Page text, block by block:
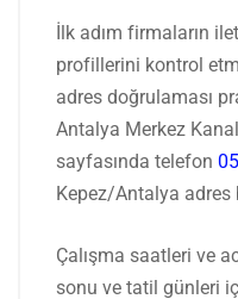
İlk adım firmaların
profillerini kontrol
adres doğrulaması
Antalya Merkez
sayfasında telefon
Kepez/Antalya adres
Çalışma saatleri ve
sonu ve tatil günleri